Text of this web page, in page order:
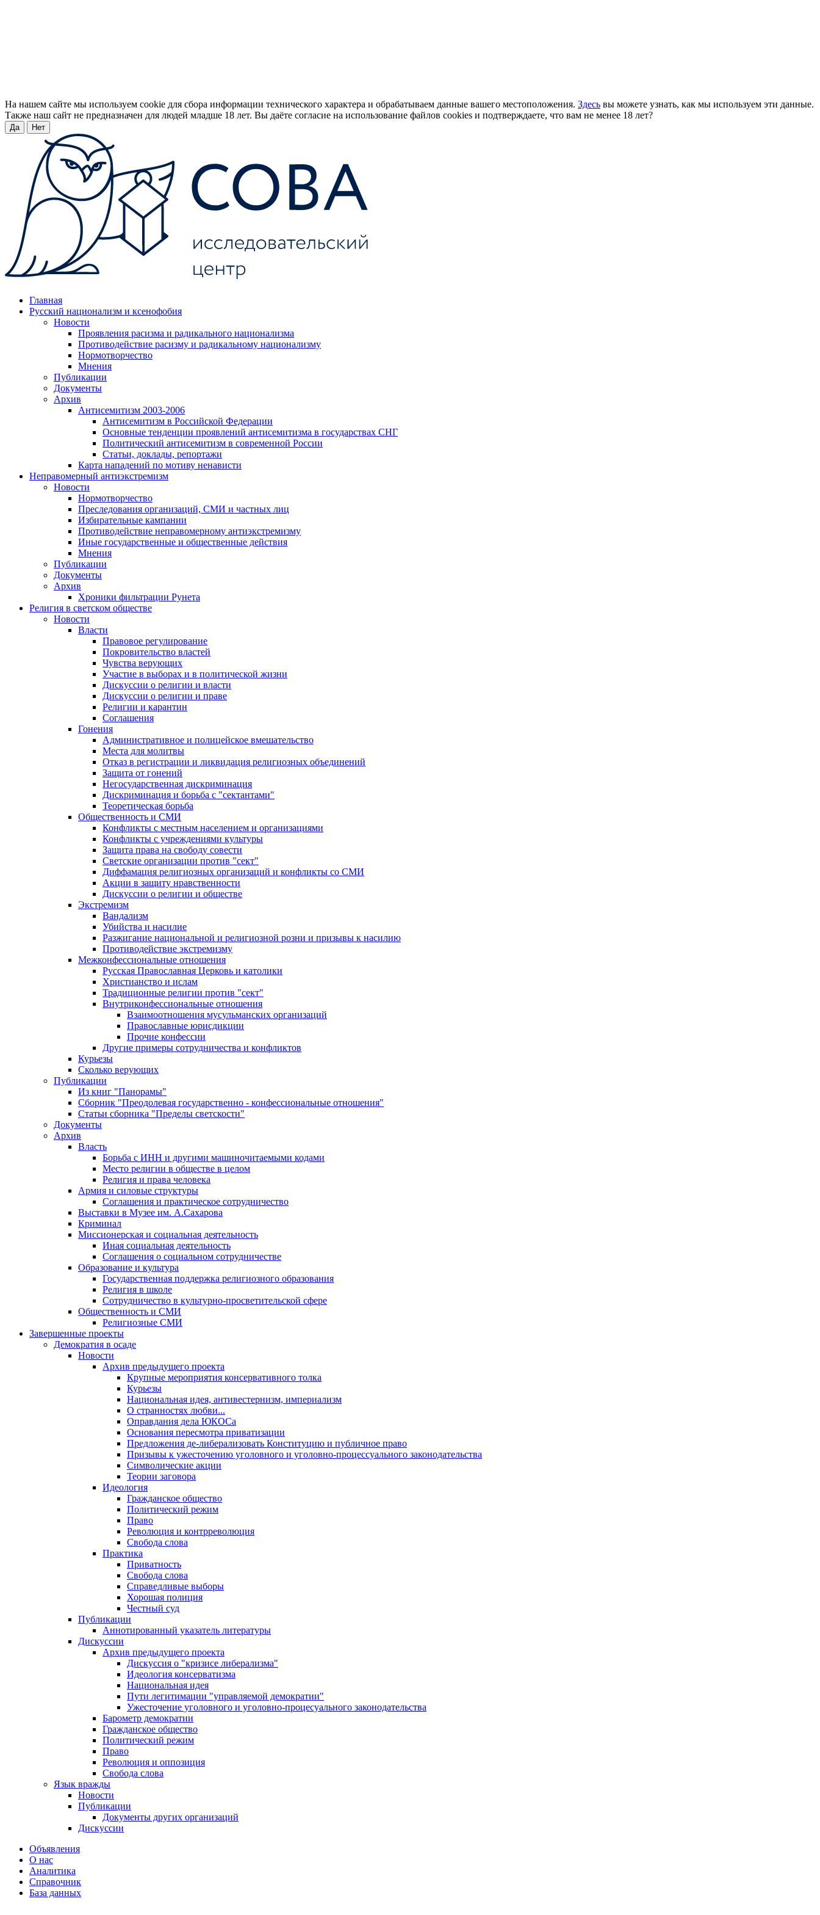
На нашем сайте мы используем cookie для сбора информации технического характера и обрабатываем данные вашего местоположения. Здесь вы можете узнать, как мы используем эти данные.
Также наш сайт не предназначен для людей младше 18 лет. Вы даёте согласие на использование файлов cookies и подтверждаете, что вам не менее 18 лет?
Да Нет
Главная
Русский национализм и ксенофобия
Новости
Проявления расизма и радикального национализма
Противодействие расизму и радикальному национализму
Нормотворчество
Мнения
Публикации
Документы
Архив
Антисемитизм 2003-2006
Антисемитизм в Российской Федерации
Основные тенденции проявлений антисемитизма в государствах СНГ
Политический антисемитизм в современной России
Статьи, доклады, репортажи
Карта нападений по мотиву ненависти
Неправомерный антиэкстремизм
Новости
Нормотворчество
Преследования организаций, СМИ и частных лиц
Избирательные кампании
Противодействие неправомерному антиэкстремизму
Иные государственные и общественные действия
Мнения
Публикации
Документы
Архив
Хроники фильтрации Рунета
Религия в светском обществе
Новости
Власти
Правовое регулирование
Покровительство властей
Чувства верующих
Участие в выборах и в политической жизни
Дискуссии о религии и власти
Дискуссии о религии и праве
Религии и карантин
Соглашения
Гонения
Административное и полицейское вмешательство
Места для молитвы
Отказ в регистрации и ликвидация религиозных объединений
Защита от гонений
Негосударственная дискриминация
Дискриминация и борьба с "сектантами"
Теоретическая борьба
Общественность и СМИ
Конфликты с местным населением и организациями
Конфликты с учреждениями культуры
Защита права на свободу совести
Светские организации против "сект"
Диффамация религиозных организаций и конфликты со СМИ
Акции в защиту нравственности
Дискуссии о религии и обществе
Экстремизм
Вандализм
Убийства и насилие
Разжигание национальной и религиозной розни и призывы к насилию
Противодействие экстремизму
Межконфессиональные отношения
Русская Православная Церковь и католики
Христианство и ислам
Традиционные религии против "сект"
Внутриконфессиональные отношения
Взаимоотношения мусульманских организаций
Православные юрисдикции
Прочие конфессии
Другие примеры сотрудничества и конфликтов
Курьезы
Сколько верующих
Публикации
Из книг "Панорамы"
Сборник "Преодолевая государственно - конфессиональные отношения"
Статьи сборника "Пределы светскости"
Документы
Архив
Власть
Борьба с ИНН и другими машиночитаемыми кодами
Место религии в обществе в целом
Религия и права человека
Армия и силовые структуры
Соглашения и практическое сотрудничество
Выставки в Музее им. А.Сахарова
Криминал
Миссионерская и социальная деятельность
Иная социальная деятельность
Соглашения о социальном сотрудничестве
Образование и культура
Государственная поддержка религиозного образования
Религия в школе
Сотрудничество в культурно-просветительской сфере
Общественность и СМИ
Религиозные СМИ
Завершенные проекты
Демократия в осаде
Новости
Архив предыдущего проекта
Крупные мероприятия консервативного толка
Курьезы
Национальная идея, антивестернизм, империализм
О странностях любви...
Оправдания дела ЮКОСа
Основания пересмотра приватизации
Предложения де-либерализовать Конституцию и публичное право
Призывы к ужесточению уголовного и уголовно-процессуального законодательства
Символические акции
Теории заговора
Идеология
Гражданское общество
Политический режим
Право
Революция и контрреволюция
Свобода слова
Практика
Приватность
Свобода слова
Справедливые выборы
Хорошая полиция
Честный суд
Публикации
Аннотированный указатель литературы
Дискуссии
Архив предыдущего проекта
Дискуссия о "кризисе либерализма"
Идеология консерватизма
Национальная идея
Пути легитимации "управляемой демократии"
Ужесточение уголовного и уголовно-процесуального законодательства
Барометр демократии
Гражданское общество
Политический режим
Право
Революция и оппозиция
Свобода слова
Язык вражды
Новости
Публикации
Документы других организаций
Дискуссии
Объявления
О нас
Аналитика
Справочник
База данных